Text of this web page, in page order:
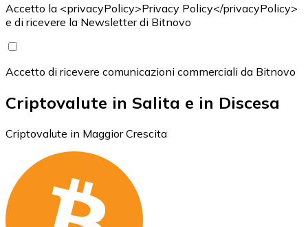
Accetto la <privacyPolicy>Privacy Policy</privacyPolicy>
e di ricevere la Newsletter di Bitnovo
Accetto di ricevere comunicazioni commerciali da Bitnovo
Criptovalute in Salita e in Discesa
Criptovalute in Maggior Crescita